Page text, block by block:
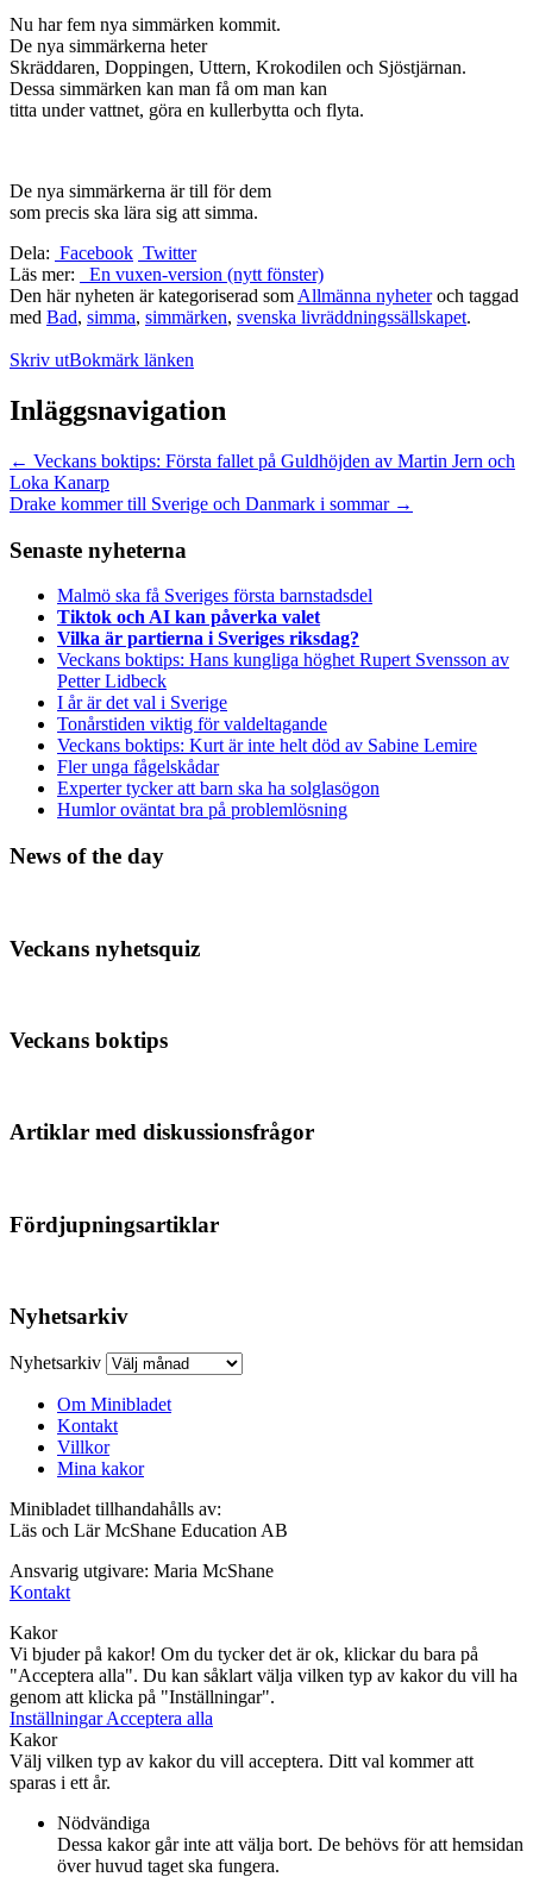
Nu har fem nya simmärken kommit.
De nya simmärkerna heter
Skräddaren, Doppingen, Uttern, Krokodilen och Sjöstjärnan.
Dessa simmärken kan man få om man kan
titta under vattnet, göra en kullerbytta och flyta.
De nya simmärkerna är till för dem
som precis ska lära sig att simma.
Dela: Facebook Twitter
Läs mer:
En vuxen-version (nytt fönster)
Den här nyheten är kategoriserad som Allmänna nyheteroch taggad
med Bad, simma, simmärken, svenska livräddningssällskapet.
Skriv utBokmärk länken
Inläggsnavigation
← Veckans boktips: Första fallet på Guldhöjden av Martin Jern och
Loka Kanarp
Drake kommer till Sverige och Danmark i sommar →
Senaste nyheterna
Malmö ska få Sveriges första barnstadsdel
Tiktok och AI kan påverka valet
Vilka är partierna i Sveriges riksdag?
Veckans boktips: Hans kungliga höghet Rupert Svensson av
Petter Lidbeck
I år är det val i Sverige
Tonårstiden viktig för valdeltagande
Veckans boktips: Kurt är inte helt död av Sabine Lemire
Fler unga fågelskådar
Experter tycker att barn ska ha solglasögon
Humlor oväntat bra på problemlösning
News of the day
Veckans nyhetsquiz
Veckans boktips
Artiklar med diskussionsfrågor
Fördjupningsartiklar
Nyhetsarkiv
Nyhetsarkiv
Om Minibladet
Kontakt
Villkor
Mina kakor
Minibladet tillhandahålls av:
Läs och Lär McShane Education AB
Ansvarig utgivare: Maria McShane
Kontakt
Kakor
Vi bjuder på kakor! Om du tycker det är ok, klickar du bara på
"Acceptera alla". Du kan såklart välja vilken typ av kakor du vill ha
genom att klicka på "Inställningar".
InställningarAcceptera alla
Kakor
Välj vilken typ av kakor du vill acceptera. Ditt val kommer att
sparas i ett år.
Nödvändiga
Dessa kakor går inte att välja bort. De behövs för att hemsidan
över huvud taget ska fungera.